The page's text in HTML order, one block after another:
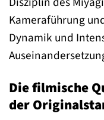
Kameraführung
Dynamik und
Die filmische
der